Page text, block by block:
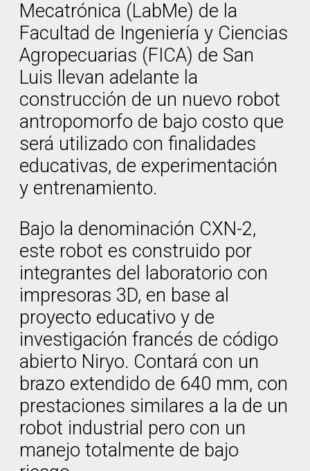
Mecatrónica (LabMe) de la
Facultad de Ingeniería y Ciencias
Agropecuarias (FICA) de San
Luis llevan adelante la
construcción de un nuevo robot
antropomorfo de bajo costo que
será utilizado con finalidades
educativas, de experimentación
y entrenamiento.
Bajo la denominación CXN-2,
este robot es construido por
integrantes del laboratorio con
impresoras 3D, en base al
proyecto educativo y de
investigación francés de código
abierto Niryo. Contará con un
brazo extendido de 640 mm, con
prestaciones similares a la de un
robot industrial pero con un
manejo totalmente de bajo